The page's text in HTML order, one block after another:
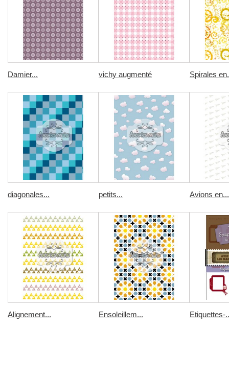
Damier... vichy augmenté Spirales
diagonales... petits... Avions en...
Alignement... Ensoleillem... Etiquettes-